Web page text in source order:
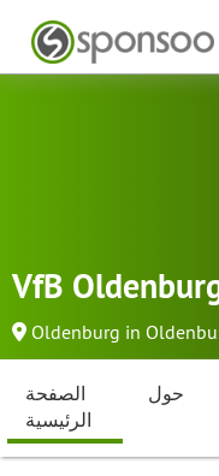
VfB
Oldenburg in
الصفحة
الرئيسية
حول